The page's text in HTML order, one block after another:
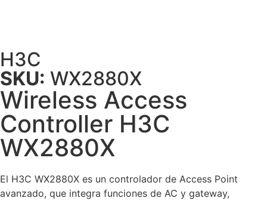
H3C
SKU: WX2880X
Wireless Access
Controller H3C
WX2880X
El H3C WX2880X es un controlador de Access Point
avanzado, que integra funciones de AC y gateway,